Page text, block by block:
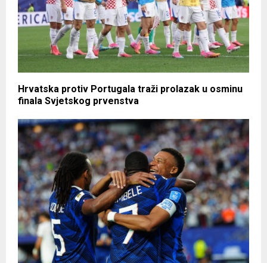
Hrvatska protiv Portugala traži prolazak u osminu
finala Svjetskog prvenstva